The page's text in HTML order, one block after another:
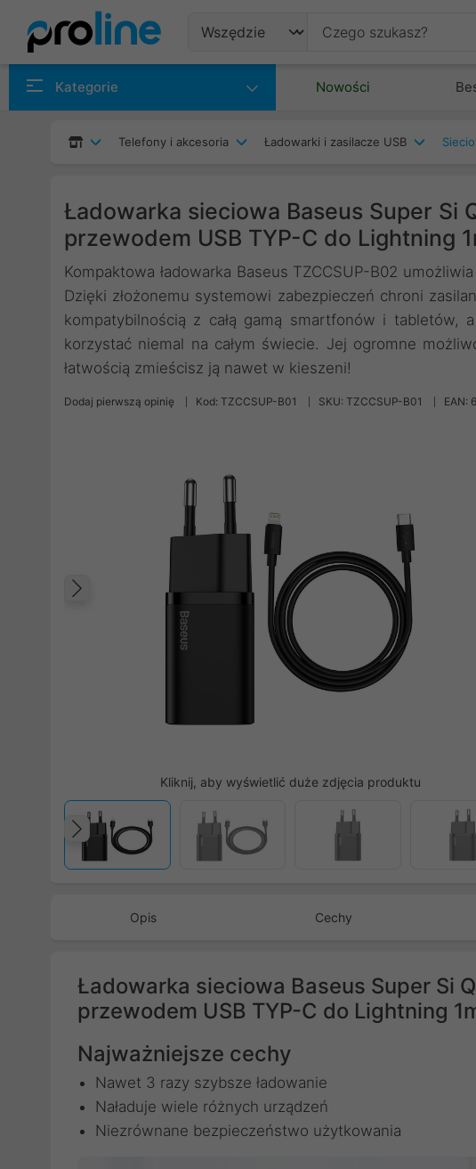
Kategorie Nowości
Telefony i akcesoria Ładowarki i zasilacze USB
Ładowarka sieciowa Baseus Super Si
przewodem USB TYP-C do Lightning
Kompaktowa ładowarka Baseus TZCCSUP-B02
Dzięki złożonemu systemowi zabezpieczeń chroni
kompatybilnością z całą gamą smartfonów i tabletów,
korzystać niemal na całym świecie. Jej ogromne
łatwością zmieścisz ją nawet w kieszeni!
Dodaj pierwszą opinię Kod: TZCCSUP-B01 SKU: TZCCSUP-B01 EAN:
Poprzedni
Kliknij, aby wyświetlić duże zdjęcia produktu
Poprzedni
Opis Cechy
Ładowarka sieciowa Baseus Super Si
przewodem USB TYP-C do Lightning
Najważniejsze cechy
Nawet 3 razy szybsze ładowanie
Naładuje wiele różnych urządzeń
Niezrównane bezpieczeństwo użytkowania